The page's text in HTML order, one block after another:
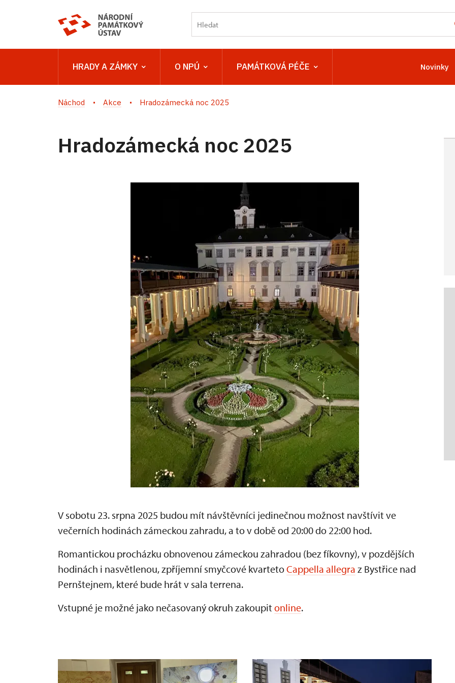
HRADY A ZÁMKY O NPÚ PAMÁTKOVÁ PÉČE Novinky
Náchod Akce Hradozámecká noc 2025
Hradozámecká noc 2025
V sobotu 23. srpna 2025 budou mít návštěvníci jedinečnou možnost navštívit ve
večerních hodinách zámeckou zahradu, a to v době od 20:00 do 22:00 hod.
Romantickou procházku obnovenou zámeckou zahradou (bez fíkovny), v pozdějších
hodinách i nasvětlenou, zpříjemní smyčcové kvartetoCappella allegra z Bystřice nad
Pernštejnem, které bude hrát v sala terrena.
Vstupné je možné jako nečasovaný okruh zakoupit online.